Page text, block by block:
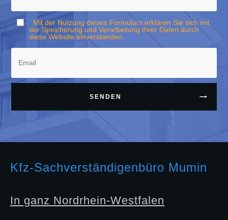
Mit der Nutzung dieses Formulars erklären Sie sich mit
der Speicherung und Verarbeitung Ihrer Daten durch
diese Website einverstanden.
SENDEN
Kfz-Sachverständigenbüro Mumin
In ganz Nordrhein-Westfalen